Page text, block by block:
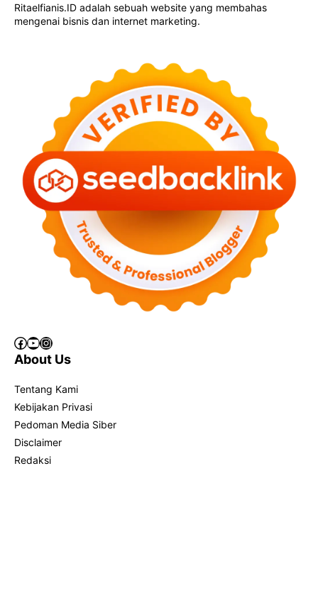
Ritaelfianis.ID adalah sebuah website yang membahas
mengenai bisnis dan internet marketing.
Facebook
YouTube
Instagram
About Us
Tentang Kami
Kebijakan Privasi
Pedoman Media Siber
Disclaimer
Redaksi